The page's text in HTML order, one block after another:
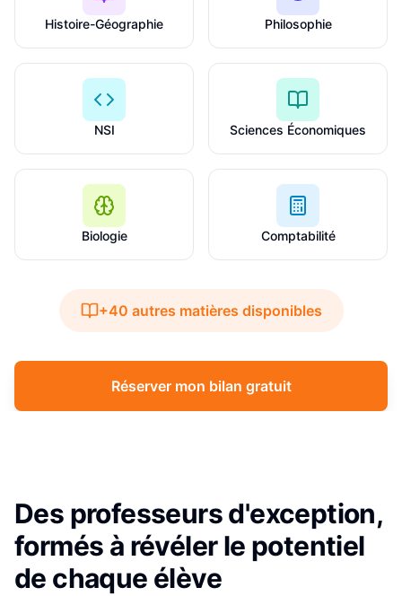
Histoire-Géographie Philosophie
NSI Sciences Économiques
Biologie Comptabilité
+40 autres matières disponibles
Réserver mon bilan gratuit
Des professeurs d'exception,
formés à révéler le potentiel
de chaque élève